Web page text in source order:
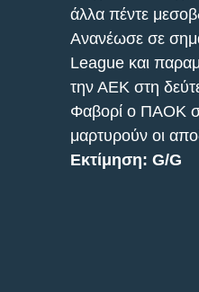
άλλα πέντε
Ανανέωσε σε
League και
την ΑΕΚ στη
Φαβορί ο ΠΑΟΚ
μαρτυρούν οι
Εκτίμηση: G/G